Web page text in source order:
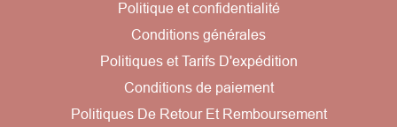
Politique et confidentialité
Conditions générales
Politiques et Tarifs D'expédition
Conditions de paiement
Politiques De Retour Et Remboursement